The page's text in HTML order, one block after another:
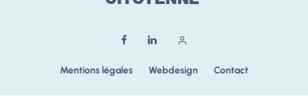
Mentions légales Webdesign Contact